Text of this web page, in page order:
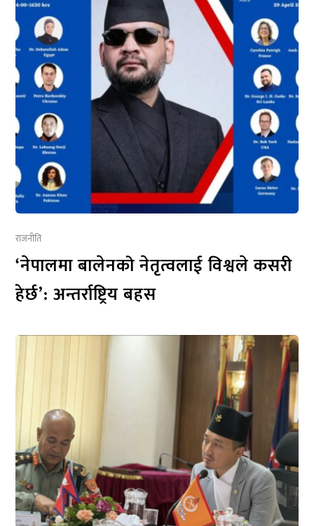
राजनीति
‘नेपालमा बालेनको नेतृत्वलाई विश्वले कसरी
हेर्छ’: अन्तर्राष्ट्रिय बहस